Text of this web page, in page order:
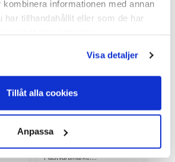
informationen med annan
har tillhandahållit eller som de har
Visa detaljer
Tillåt alla cookies
Anpassa
Munstycke plast till
on 45-253
Varumärke: Henke-Sass, Wolf
HSW ECO-Matic 70 ml Material:
PlastVarumärke:...